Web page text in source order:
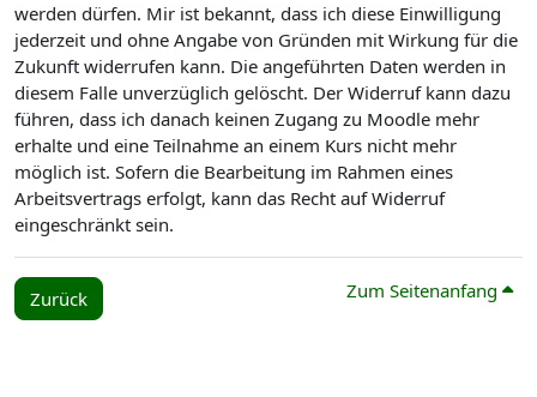
werden dürfen. Mir ist bekannt, dass ich diese Einwilligung
jederzeit und ohne Angabe von Gründen mit Wirkung für die
Zukunft widerrufen kann. Die angeführten Daten werden in
diesem Falle unverzüglich gelöscht. Der Widerruf kann dazu
führen, dass ich danach keinen Zugang zu Moodle mehr
erhalte und eine Teilnahme an einem Kurs nicht mehr
möglich ist. Sofern die Bearbeitung im Rahmen eines
Arbeitsvertrags erfolgt, kann das Recht auf Widerruf
eingeschränkt sein.
Zurück Zum Seitenanfang